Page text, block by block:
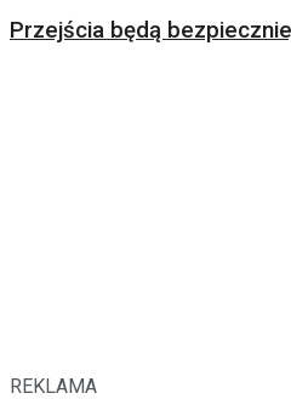
Przejścia będą
REKLAMA